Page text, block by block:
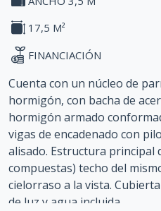
17,5 M²
FINANCIACIÓN
Cuenta con un núcleo de
hormigón, con bacha de
hormigón armado
vigas de encadenado con
alisado. Estructura principal
compuestas) techo del
cielorraso a la vista.
de luz y agua incluida.